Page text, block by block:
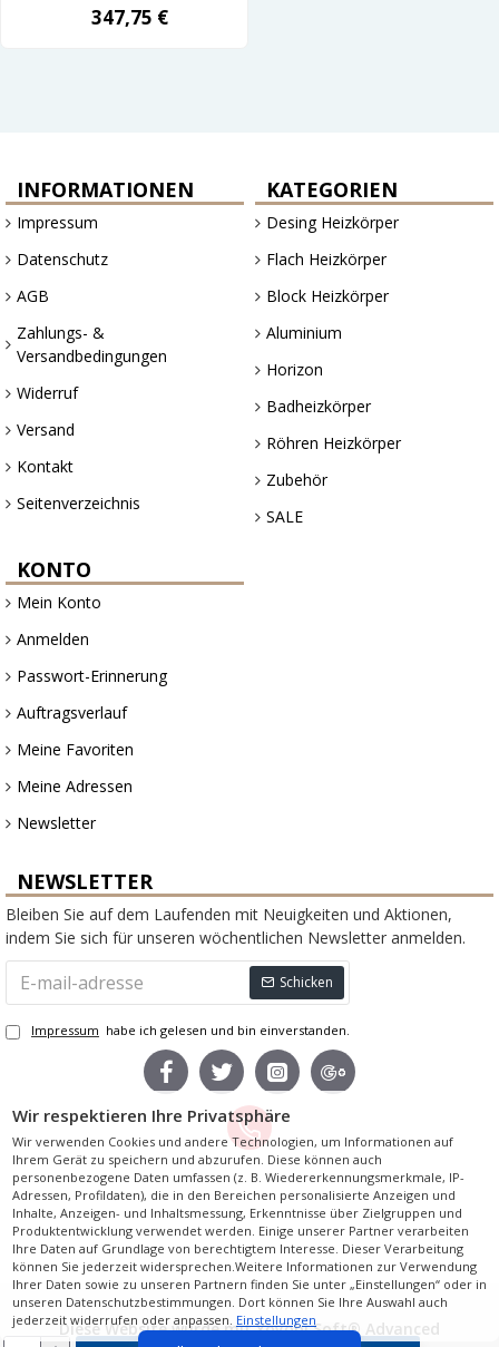
347,75 €
INFORMATIONEN
Impressum
Datenschutz
AGB
Zahlungs- &
Versandbedingungen
Widerruf
Versand
Kontakt
Seitenverzeichnis
KATEGORIEN
Desing Heizkörper
Flach Heizkörper
Block Heizkörper
Aluminium
Horizon
Badheizkörper
Röhren Heizkörper
Zubehör
SALE
KONTO
Mein Konto
Anmelden
Passwort-Erinnerung
Auftragsverlauf
Meine Favoriten
Meine Adressen
Newsletter
NEWSLETTER
Bleiben Sie auf dem Laufenden mit Neuigkeiten und Aktionen,
indem Sie sich für unseren wöchentlichen Newsletter anmelden.
Schicken
Impressum habe ich gelesen und bin einverstanden.
Powered by Wandheizkoerper.de
Diese Websitewurde mitYoyobi Soft® Advanced
Wir respektieren Ihre Privatsphäre
Wir verwenden Cookies und andere Technologien, um Informationen auf
Ihrem Gerät zu speichern und abzurufen. Diese können auch
personenbezogene Daten umfassen (z. B. Wiedererkennungsmerkmale, IP-
Adressen, Profildaten), die in den Bereichen personalisierte Anzeigen und
Inhalte, Anzeigen- und Inhaltsmessung, Erkenntnisse über Zielgruppen und
Produktentwicklung verwendet werden. Einige unserer Partner verarbeiten
Ihre Daten auf Grundlage von berechtigtem Interesse. Dieser Verarbeitung
können Sie jederzeit widersprechen.Weitere Informationen zur Verwendung
Ihrer Daten sowie zu unseren Partnern finden Sie unter „Einstellungen“ oder in
unseren Datenschutzbestimmungen. Dort können Sie Ihre Auswahl auch
jederzeit widerrufen oder anpassen. Einstellungen